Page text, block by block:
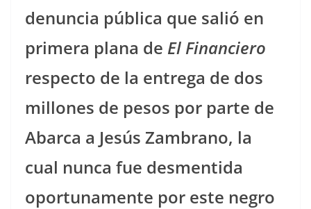
denuncia pública que salió en
primera plana de El Financiero
respecto de la entrega de dos
millones de pesos por parte de
Abarca a Jesús Zambrano, la
cual nunca fue desmentida
oportunamente por este negro